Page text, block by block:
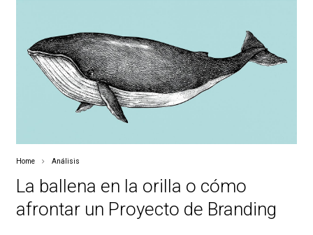
Home Análisis
La ballena en la orilla o cómo
afrontar un Proyecto de Branding